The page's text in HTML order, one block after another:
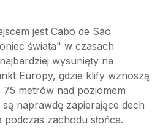
jest Cabo de São
świata" w czasach
wysunięty na
Europy, gdzie klify wznoszą
75 metrów nad poziomem
naprawdę zapierające dech
zachodu słońca.